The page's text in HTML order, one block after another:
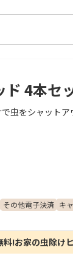
4本セ
虫をシャットア
その他電子決済 キ
料!お家の虫除け